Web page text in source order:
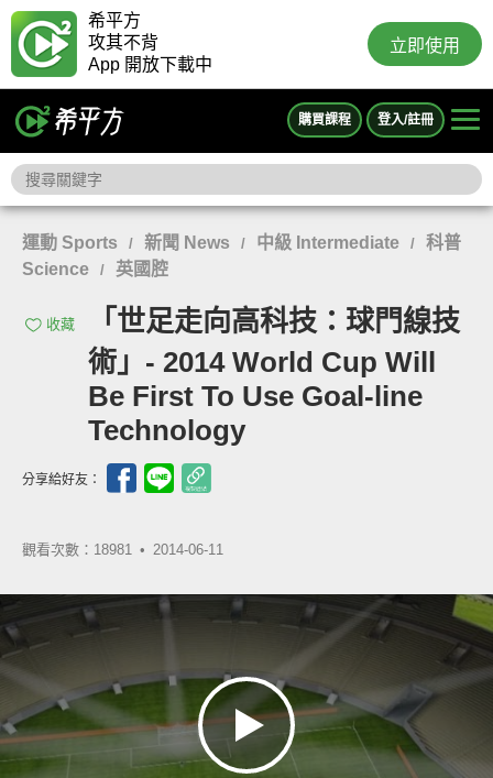
希平方
攻其不背
App 開放下載中
立即使用
購買課程 登入/註冊
運動 Sports / 新聞 News / 中級 Intermediate /
科普
Science
/ 英國腔
收藏
「世足走向高科技：球門線技
術」- 2014 World Cup Will
Be First To Use Goal-line
Technology
分享給好友：
觀看次數：18981 • 2014-06-11